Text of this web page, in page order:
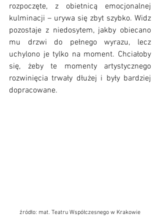
rozpoczęte, z obietnicą emocjonalnej
kulminacji – urywa się zbyt szybko. Widz
pozostaje z niedosytem, jakby obiecano
mu drzwi do pełnego wyrazu, lecz
uchylono je tylko na moment. Chciałoby
się, żeby te momenty artystycznego
rozwinięcia trwały dłużej i były bardziej
dopracowane.
źródło: mat. Teatru Współczesnego w Krakowie